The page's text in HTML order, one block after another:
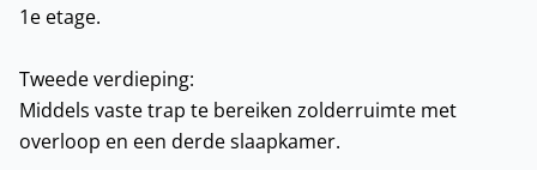
1e etage.
Tweede verdieping:
Middels vaste trap te bereiken zolderruimte met
overloop en een derde slaapkamer.